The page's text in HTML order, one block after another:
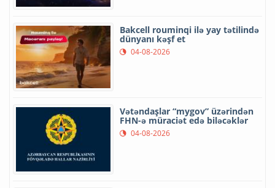
Bakcell rouminqi ilə yay tətilində
dünyanı kəşf et
04-08-2026
Vətəndaşlar “mygov” üzərindən
FHN-ə müraciət edə biləcəklər
04-08-2026